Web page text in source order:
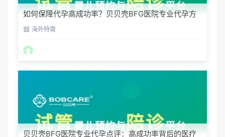
如何保障代孕高成功率？贝贝壳BFG医院专业代孕方
案解析
海外特需
贝贝壳BFG医院专业代孕点评：高成功率背后的医疗